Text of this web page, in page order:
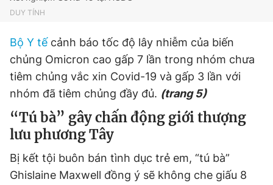
DUY TÍNH
Bộ Y tế cảnh báo tốc độ lây nhiễm của biến
chủng Omicron cao gấp 7 lần trong nhóm chưa
tiêm chủng vắc xin Covid-19 và gấp 3 lần với
nhóm đã tiêm chủng đầy đủ. (trang 5)
“Tú bà” gây chấn động giới thượng
lưu phương Tây
Bị kết tội buôn bán tình dục trẻ em, “tú bà”
Ghislaine Maxwell đồng ý sẽ không che giấu 8